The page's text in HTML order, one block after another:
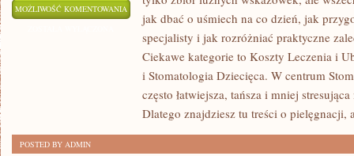
MOŻLIWOŚĆ KOMENTOWANIA DOMOWA
PIERWSZA
POMOC
jak dbać o uśmiech na co dzień, jak
specjalisty i jak rozróżniać praktyczne
Ciekawe kategorie to Koszty Leczenia i
i Stomatologia Dziecięca. W centrum
często łatwiejsza, tańsza i mniej
Dlatego znajdziesz tu treści o pielęgnacji,
POSTED BY ADMIN